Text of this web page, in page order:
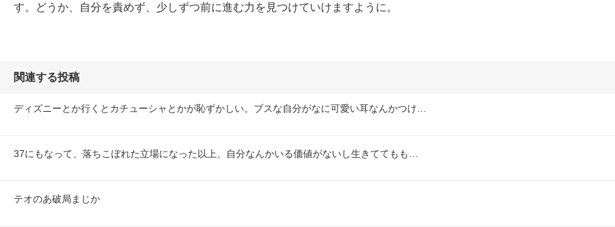
す。どうか、自分を責めず、少しずつ前に進む力を見つけていけますように。
関連する投稿
ディズニーとか行くとカチューシャとかが恥ずかしい。ブスな自分がなに可愛い耳なんかつけ…
37にもなって、落ちこぼれた立場になった以上、自分なんかいる価値がないし生きててもも…
テオのあ破局まじか